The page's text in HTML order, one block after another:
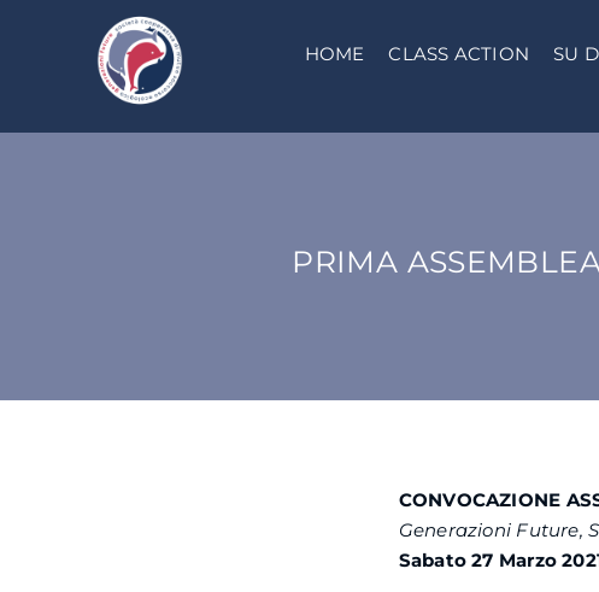
HOME CLASS ACTION SU
PRIMA
CONVOCAZIONE
Generazioni Future,
Sabato 27 Marzo